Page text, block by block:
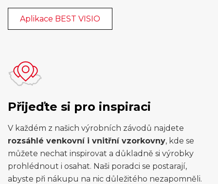
Aplikace BEST VISIO
Přijeďte si pro inspiraci
V každém z našich výrobních závodů najdete
rozsáhlé venkovní i vnitřní vzorkovny, kde se
můžete nechat inspirovat a důkladně si výrobky
prohlédnout i osahat. Naši poradci se postarají,
abyste při nákupu na nic důležitého nezapomněli.